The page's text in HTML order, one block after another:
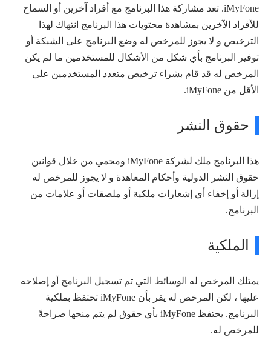
iMyFone. تعد مشاركة هذا البرنامج مع أفراد آخرين أو السماح
للأفراد الآخرين بمشاهدة محتويات هذا البرنامج انتهاك لهذا
الترخيص و لا يجوز للمرخص له وضع البرنامج على الشبكة أو
توفير البرنامج بأي شكل من الأشكال للمستخدمين ما لم يكن
المرخص له قد قام بشراء ترخيص متعدد المستخدمين على
الأقل من iMyFone.
حقوق النشر
هذا البرنامج ملك لشركة iMyFone ومحمي من خلال قوانين
حقوق النشر الدولية وأحكام المعاهدة و لا يجوز للمرخص له
إزالة أو إخفاء أي إشعارات ملكية أو ملصقات أو علامات من
البرنامج.
الملكية
يمتلك المرخص له الوسائط التي تم تسجيل البرنامج أو إصلاحه
عليها ، لكن المرخص له يقر بأن iMyFone تحتفظ بملكية
البرنامج. يحتفظ iMyFone بأي حقوق لم يتم منحها صراحةً
للمرخص له.